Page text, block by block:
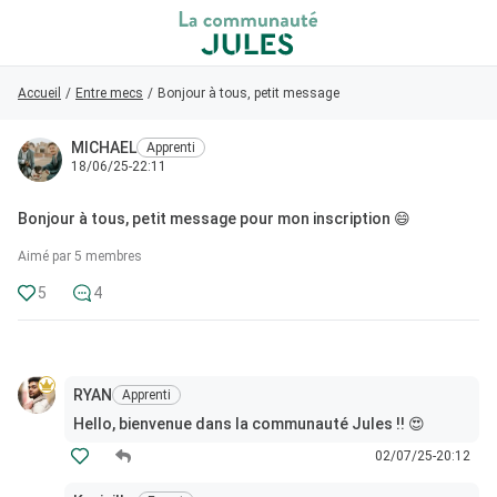
Retour au magasin
Visiteur
Rechercher dans la communauté
👋 Nouveau sur la communauté ?
comment faire vos premiers pas ici !
Accueil / Entre mecs / Bonjour à tous, petit message pour mon inscription 😄
MICHAEL
Apprenti
18/06/25-22:11
Bonjour à tous, petit message pour mon inscription 😄
Aimé par 5 membres
5 4
RYAN Apprenti
Hello, bienvenue dans la communauté Jules !! 😍
02/07/25-20:12